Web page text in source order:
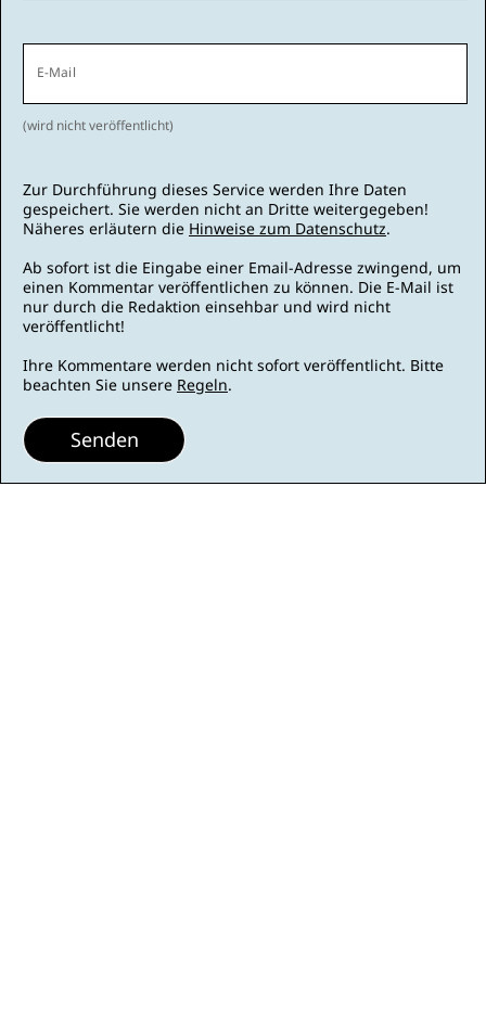
E-Mail
(wird nicht veröffentlicht)
Zur Durchführung dieses Service werden Ihre Daten
gespeichert. Sie werden nicht an Dritte weitergegeben!
Näheres erläutern die Hinweise zum Datenschutz.
Ab sofort ist die Eingabe einer Email-Adresse zwingend, um
einen Kommentar veröffentlichen zu können. Die E-Mail ist
nur durch die Redaktion einsehbar und wird nicht
veröffentlicht!
Ihre Kommentare werden nicht sofort veröffentlicht. Bitte
beachten Sie unsere Regeln.
Senden